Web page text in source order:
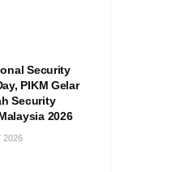
Security
PIKM Gelar
Security
2026
2026